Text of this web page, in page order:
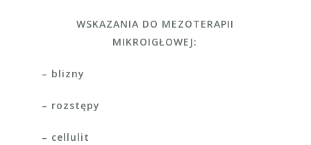
WSKAZANIA DO MEZOTERAPII
MIKROIGŁOWEJ:
– blizny
– rozstępy
– cellulit